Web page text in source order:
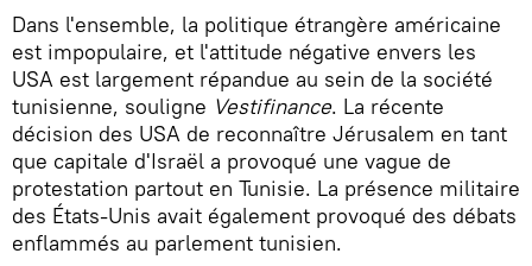
Dans l'ensemble, la politique étrangère américaine
est impopulaire, et l'attitude négative envers les
USA est largement répandue au sein de la société
tunisienne, souligne Vestifinance. La récente
décision des USA de reconnaître Jérusalem en tant
que capitale d'Israël a provoqué une vague de
protestation partout en Tunisie. La présence militaire
des États-Unis avait également provoqué des débats
enflammés au parlement tunisien.